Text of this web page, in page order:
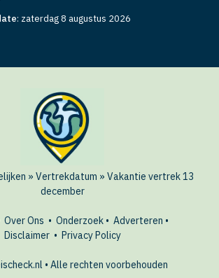
: zaterdag 8 augustus 2026
» Vertrekdatum » Vakantie vertrek 13
december
Over Ons • Onderzoek• Adverteren •
Disclaimer• Privacy Policy
• Alle rechten voorbehouden